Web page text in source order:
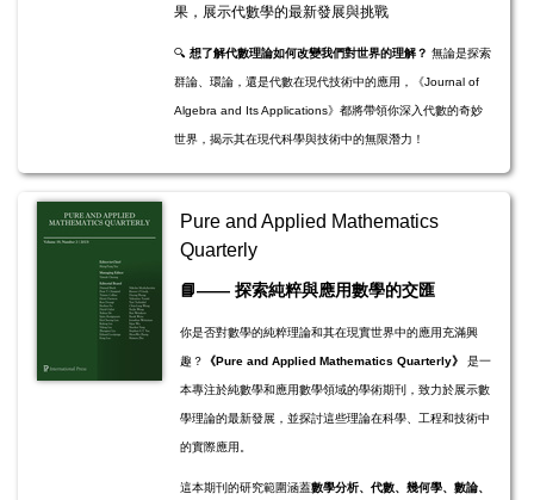
果，展示代數學的最新發展與挑戰
🔍 想了解代數理論如何改變我們對世界的理解？ 無論是探索
群論、環論，還是代數在現代技術中的應用，《Journal of
Algebra and Its Applications》都將帶領你深入代數的奇妙
世界，揭示其在現代科學與技術中的無限潛力！
Pure and Applied Mathematics
Quarterly
​​​​📘—— 探索純粹與應用數學的交匯
你是否對數學的純粹理論和其在現實世界中的應用充滿興
趣？ 《Pure and Applied Mathematics Quarterly》 是一
本專注於純數學和應用數學領域的學術期刊，致力於展示數
學理論的最新發展，並探討這些理論在科學、工程和技術中
的實際應用。
這本期刊的研究範圍涵蓋數學分析、代數、幾何學、數論、